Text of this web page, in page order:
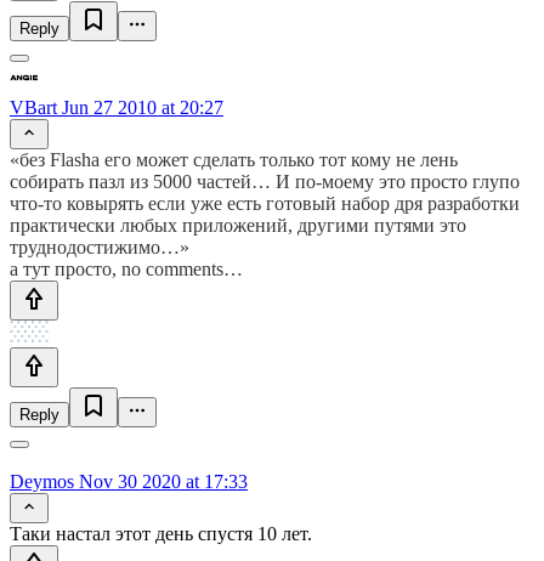
Reply
VBart Jun 27 2010 at 20:27
«без Flasha его может сделать только тот кому не лень
собирать пазл из 5000 частей… И по-моему это просто глупо
что-то ковырять если уже есть готовый набор дря разработки
практически любых приложений, другими путями это
труднодостижимо…»
а тут просто, no comments…
Reply
Deymos Nov 30 2020 at 17:33
Таки настал этот день спустя 10 лет.